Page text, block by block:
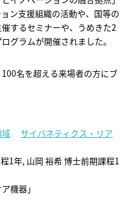
ン支援組織の活動や、国等の
するセミナーや、うめきた2
グラムが開催されました。
名を超える来場者の方にブ
サイバネティクス・リア
1年, 山岡 裕希 博士前期課程1
機器」